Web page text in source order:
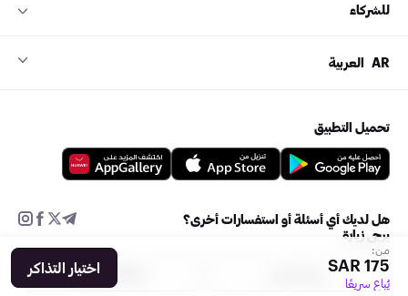
من:
175 SAR
يُباع سريعًا
اختيار التذاكر
للشركاء
AR العربية
تحميل التطبيق
هل لديك أي أسئلة أو استفسارات أخرى؟
يرجى زيارة
إضافة فعالية